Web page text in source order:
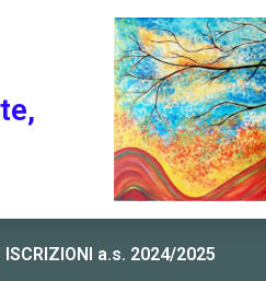
ISCRIZIONI a.s. 2024/2025